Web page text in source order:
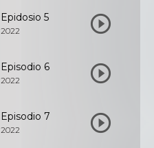
Epidosio 5
2022
Episodio 6
2022
Episodio 7
2022